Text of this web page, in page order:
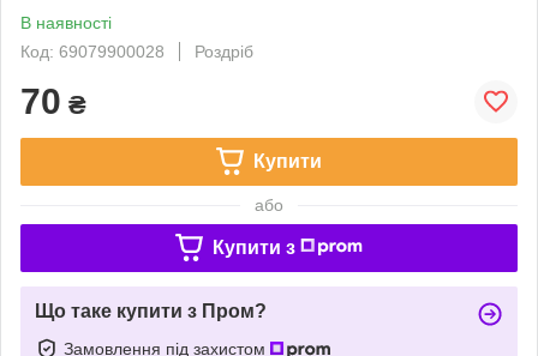
В наявності
Код: 69079900028
Роздріб
70 ₴
Купити
або
Купити з
Що таке купити з Пром?
Замовлення під захистом